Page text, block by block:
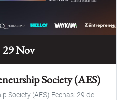
29 Nov
Society (AES)
Society (AES) Fechas: 29 de